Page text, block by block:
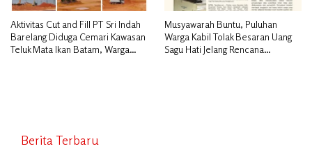
Aktivitas Cut and Fill PT Sri Indah
Barelang Diduga Cemari Kawasan
Teluk Mata Ikan Batam, Warga
Musyawarah Buntu, Puluhan
Warga Kabil Tolak Besaran Uang
Sagu Hati Jelang Rencana
Berita Terbaru